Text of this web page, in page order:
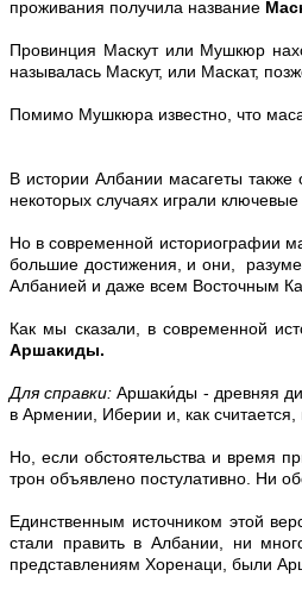
проживания получила название
Провинция Маскут или Мушкюр
называлась Маскут, или Маскат,
Помимо Мушкюра известно, что
В истории Албании масагеты
некоторых случаях играли ключевые
Но в современной историографии
большие достижения, и они,
Албанией и даже всем Восточным
Как мы сказали, в современной
Аршакиды.
Для справки:Аршаки́ды - древняя
в Армении, Иберии и, как считается,
Но, если обстоятельства и время
трон объявлено постулативно. Ни
Единственным источником этой
стали править в Албании, ни
представлениям Хоренаци, были